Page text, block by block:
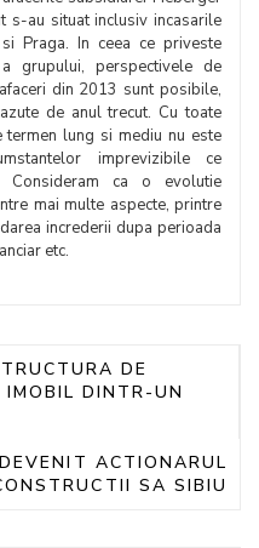
s-au situat inclusiv incasarile
Praga. In ceea ce priveste
grupului, perspectivele de
din 2013 sunt posibile,
de anul trecut. Cu toate
termen lung si mediu nu este
imprevizibile ce
Consideram ca o evolutie
mai multe aspecte, printre
increderii dupa perioada
etc.
DE
DINTR-UN
ACTIONARUL
SA SIBIU